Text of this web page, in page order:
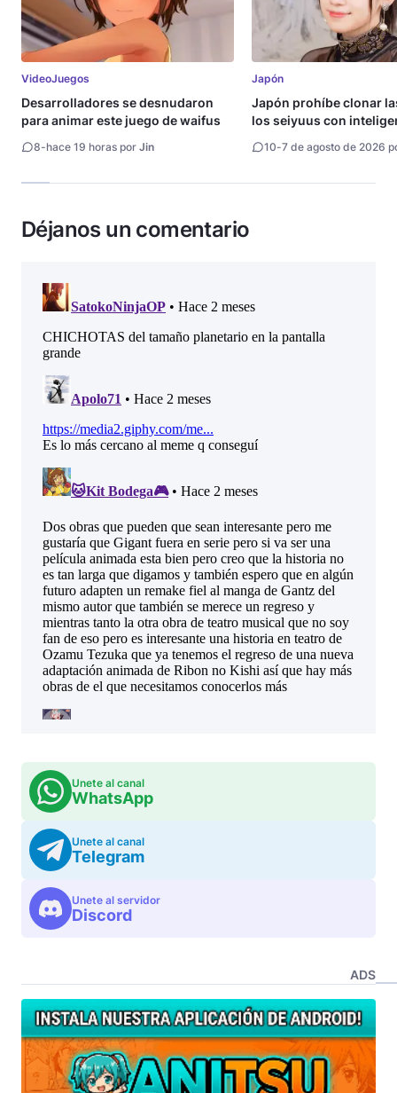
VideoJuegos
Desarrolladores se desnudaron
para animar este juego de waifus
8-hace 19 horas por Jin
Japón
Japón prohíbe clonar
los seiyuus con
10-7 de agosto de 2026
Déjanos un comentario
Unete al canal
WhatsApp
Unete al canal
Telegram
Unete al servidor
Discord
ADS